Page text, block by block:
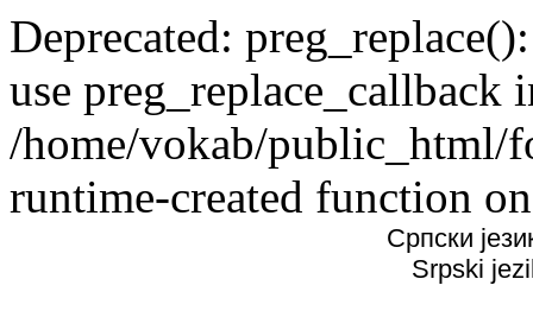
Deprecated:
use preg_replace_callback
/home/vokab/public_html/
runtime-created function
Српски
Srpski